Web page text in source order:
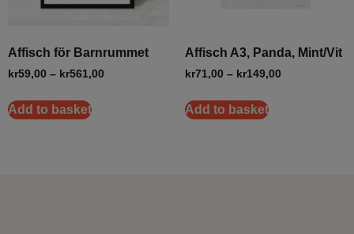
Affisch för Barnrummet
kr59,00 – kr561,00
Add to basket
Affisch A3, Panda, Mint/Vit
kr71,00 – kr149,00
Add to basket